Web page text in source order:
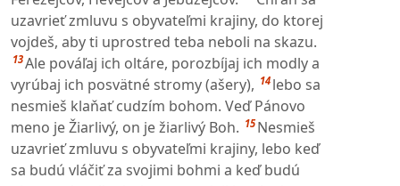
uzavrieť zmluvu s obyvateľmi krajiny, do ktorej
vojdeš, aby ti uprostred teba neboli na skazu.
13Ale pováľaj ich oltáre, porozbíjaj ich modly a
vyrúbaj ich posvätné stromy (ašery), 14 lebo sa
nesmieš klaňať cudzím bohom. Veď Pánovo
meno je Žiarlivý, on je žiarlivý Boh. 15 Nesmieš
uzavrieť zmluvu s obyvateľmi krajiny, lebo keď
sa budú vláčiť za svojimi bohmi a keď budú